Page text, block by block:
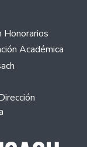
Honorarios
Académica